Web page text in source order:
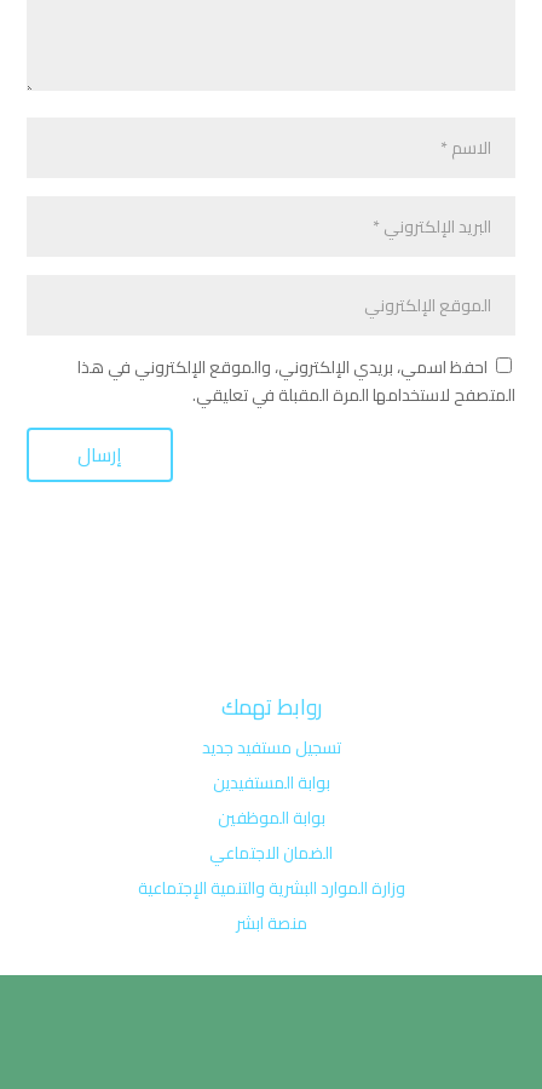
احفظ اسمي، بريدي الإلكتروني، والموقع الإلكتروني في هذا
المتصفح لاستخدامها المرة المقبلة في تعليقي.
روابط تهمك
تسجيل مستفيد جديد
بوابة المستفيدين
بوابة الموظفين
الضمان الاجتماعي
وزارة الموارد البشرية والتنمية الإجتماعية
منصة ابشر